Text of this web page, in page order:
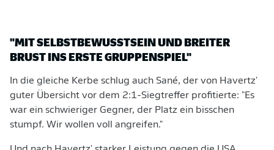
"MIT SELBSTBEWUSSTSEIN UND BREITER
BRUST INS ERSTE GRUPPENSPIEL"
In die gleiche Kerbe schlug auch Sané, der von Havertz'
guter Übersicht vor dem 2:1-Siegtreffer profitierte: "Es
war ein schwieriger Gegner, der Platz ein bisschen
stumpf. Wir wollen voll angreifen."